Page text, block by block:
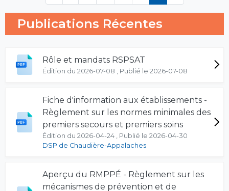
Publications Récentes
Rôle et mandats RSPSAT
Édition du 2026-07-08 , Publié le 2026-07-08
Fiche d'information aux établissements -
Règlement sur les normes minimales des
premiers secours et premiers soins
Édition du 2026-04-24 , Publié le 2026-04-30
DSP de Chaudière-Appalaches
Aperçu du RMPPÉ - Règlement sur les
mécanismes de prévention et de